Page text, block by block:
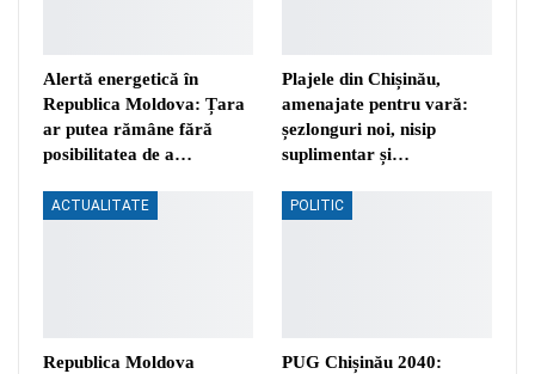
Alertă energetică în
Republica Moldova: Țara
ar putea rămâne fără
posibilitatea de a…
Plajele din Chișinău,
amenajate pentru vară:
șezlonguri noi, nisip
suplimentar și…
ACTUALITATE
Republica Moldova
POLITIC
PUG Chișinău 2040: